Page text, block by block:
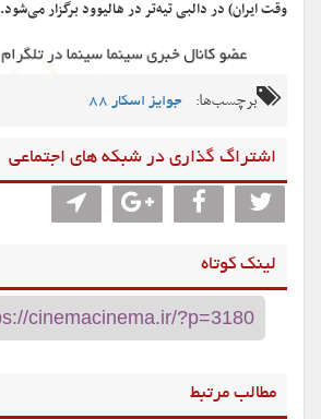
‌وقت ایران) در دالبی تیه‌تر در هالیوود برگزار می‌شود.
برچسب‌ها: جوایز اسکار 88
اشتراگ گذاری در شبکه های اجتماعی
لینک کوتاه
مطالب مرتبط